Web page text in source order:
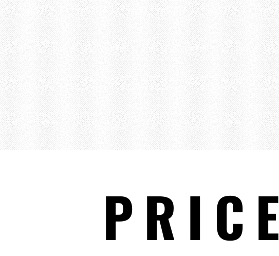
正面奥に2つのキッチン
PRICE